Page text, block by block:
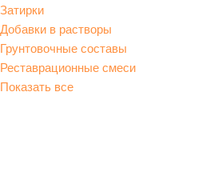
Затирки
Добавки в растворы
Грунтовочные составы
Реставрационные смеси
Показать все